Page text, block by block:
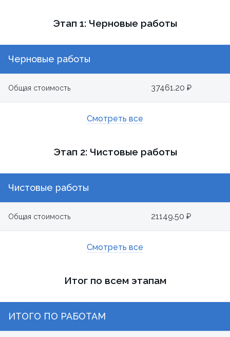
Этап 1: Черновые работы
Черновые работы
Общая стоимость 37461.20 ₽
Смотреть все
Этап 2: Чистовые работы
Чистовые работы
Общая стоимость 21149.50 ₽
Смотреть все
Итог по всем этапам
ИТОГО ПО РАБОТАМ